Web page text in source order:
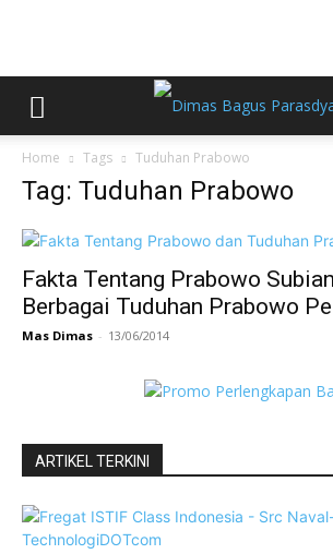
Home Tags Tuduhan Prabowo
Tag: Tuduhan Prabowo
Fakta Tentang Prabowo
Berbagai Tuduhan Prabowo
Mas Dimas - 13/06/2014
ARTIKEL TERKINI